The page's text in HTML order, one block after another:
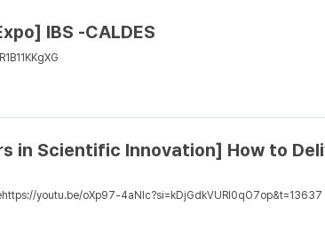
IBS -CALDES
in Scientific Innovation] How to
youtu.be/oXp97-4aNIc?si=kDjGdkVURI0qO7op&t=13637